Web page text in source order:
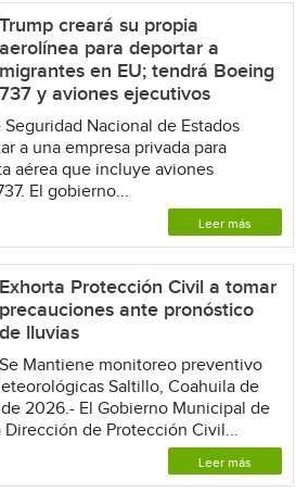
Trump creará su propia
aerolínea para deportar a
migrantes en EU; tendrá Boeing
737 y aviones ejecutivos
Nacional de Estados
a una empresa privada para
aérea que incluye aviones
El gobierno...
Leer más
Exhorta Protección Civil a tomar
precauciones ante pronóstico
de lluvias
Se Mantiene monitoreo preventivo
Saltillo, Coahuila de
2026.- El Gobierno Municipal de
Dirección de Protección Civil...
Leer más